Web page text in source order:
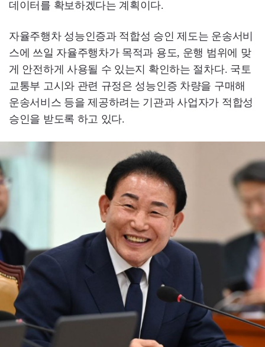
데이터를 확보하겠다는 계획이다.
자율주행차 성능인증과 적합성 승인 제도는 운송서비
스에 쓰일 자율주행차가 목적과 용도, 운행 범위에 맞
게 안전하게 사용될 수 있는지 확인하는 절차다. 국토
교통부 고시와 관련 규정은 성능인증 차량을 구매해
운송서비스 등을 제공하려는 기관과 사업자가 적합성
승인을 받도록 하고 있다.